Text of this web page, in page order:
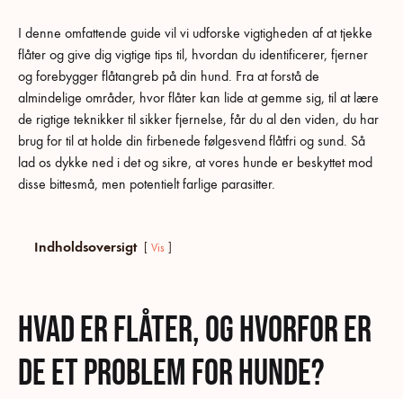
HUND
I denne omfattende guide vil vi udforske vigtigheden af at tjekke
flåter og give dig vigtige tips til, hvordan du identificerer, fjerner
og forebygger flåtangreb på din hund. Fra at forstå de
almindelige områder, hvor flåter kan lide at gemme sig, til at lære
de rigtige teknikker til sikker fjernelse, får du al den viden, du har
brug for til at holde din firbenede følgesvend flåtfri og sund. Så
lad os dykke ned i det og sikre, at vores hunde er beskyttet mod
disse bittesmå, men potentielt farlige parasitter.
Indholdsoversigt Vis
Hvad er flåter, og hvorfor er
de et problem for hunde?